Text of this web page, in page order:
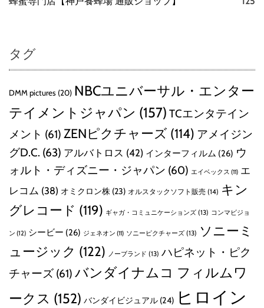
タグ
DMM pictures (20) NBCユニバーサル・エンター
テイメントジャパン (157) TCエンタテイン
メント (61) ZENピクチャーズ (114) アメイジン
グD.C. (63) アルバトロス (42) インターフィルム (26) ウ
ォルト・ディズニー・ジャパン (60) エイベックス (11) エ
レコム (38) オミクロン株 (23) オルスタックソフト販売 (14) キン
グレコード (119) ギャガ・コミュニケーションズ (13) コンマビジョ
ン (12) シービー (26) ジェネオン (11) ソニーピクチャーズ (13) ソニーミ
ュージック (122) ノーブランド (13) ハピネット・ピク
チャーズ (61) バンダイナムコ フィルムワ
ークス (152) バンダイビジュアル (24) ヒロイン